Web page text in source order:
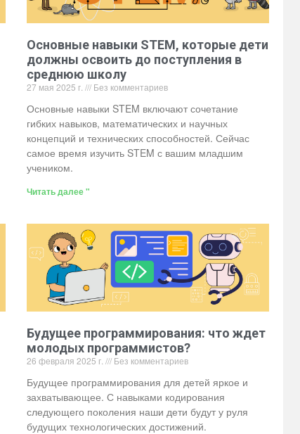
Основные навыки STEM, которые дети
должны освоить до поступления в
среднюю школу
27 мая 2025 г. Без комментариев
Основные навыки STEM включают сочетание
гибких навыков, математических и научных
концепций и технических способностей. Сейчас
самое время изучить STEM с вашим младшим
учеником.
Читать далее "
Будущее программирования: что ждет
молодых программистов?
26 февраля 2025 г. Без комментариев
Будущее программирования для детей яркое и
захватывающее. С навыками кодирования
следующего поколения наши дети будут у руля
будущих технологических достижений.